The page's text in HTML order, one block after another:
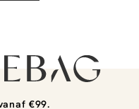
€99.